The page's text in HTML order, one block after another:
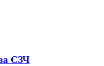
СЗЧ